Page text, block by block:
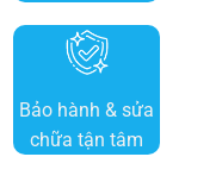
Bảo hành & sửa
chữa tận tâm